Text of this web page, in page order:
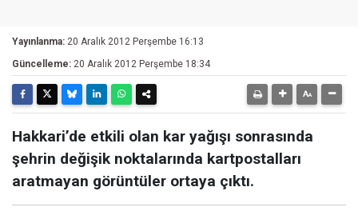
Yayınlanma: 20 Aralık 2012 Perşembe 16:13
Güncelleme: 20 Aralık 2012 Perşembe 18:34
Hakkari’de etkili olan kar yağışı sonrasında
şehrin değişik noktalarında kartpostalları
aratmayan görüntüler ortaya çıktı.